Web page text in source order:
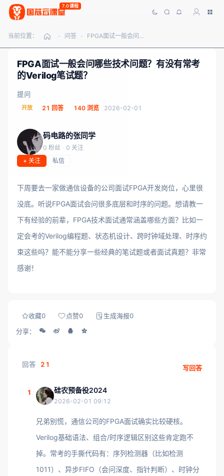
7.0课程
当前位置： - 问答 - FPGA面试一般会问哪些技术问题？有没有常考的Verilog笔试题？
FPGA面试一般会问哪些技术问题？有没有常考
的Verilog笔试题？
提问
开放 21 回答 140 浏览 2026-02-01
码电路的张同学
0 粉丝 · 0 关注
+ 关注
私信
下周要去一家做通信设备的公司面试FPGA开发岗位，心里很
没底。听说FPGA面试会问很多底层和时序的问题。想请教一
下有经验的前辈，FPGA技术面试通常涵盖哪些方面？比如一
定会考的Verilog编程题、状态机设计、跨时钟域处理、时序约
束这些吗？能不能分享一些经典的笔试题或者面试真题？非常
感谢！
收藏0 点赞0 生成海报0
分享：
回答 21 写回答
1 硅农预备役2024
2026-02-01 09:12
兄弟别慌，通信公司的FPGA面试确实比较硬核。
Verilog基础语法、组合/时序逻辑区别这些肯定跑不
掉。常考的手撕代码有：序列检测器（比如检测
1011）、异步FIFO（会问深度、指针判断）、时钟分